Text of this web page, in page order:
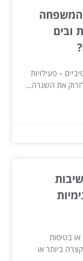
המשפחה
ובים
– פעילויות
את השגרה...
בטיסות
ביותר או